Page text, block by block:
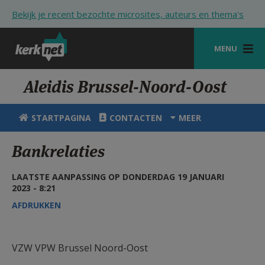
Bekijk je recent bezochte microsites, auteurs en thema's
MENU
STARTPAGINA
KERK
VIERINGEN
SHOP
ZOEKEN
HULP
MIJN PAROCHIE
Aleidis Brussel-Noord-Oost
STARTPAGINA CONTACTEN MEER
Bankrelaties
LAATSTE AANPASSING OP DONDERDAG 19 JANUARI
2023 - 8:21
AFDRUKKEN
VZW VPW Brussel Noord-Oost